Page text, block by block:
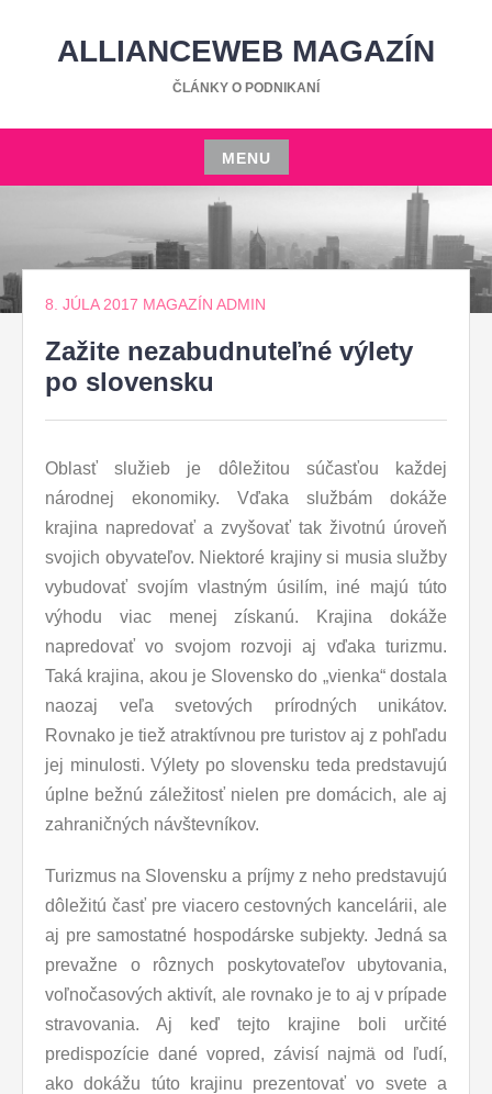
ALLIANCEWEB MAGAZÍN
ČLÁNKY O PODNIKANÍ
MENU
Skip
8. JÚLA 2017 MAGAZÍN ADMIN
Zažite nezabudnuteľné výlety
po slovensku
Oblasť služieb je dôležitou súčasťou každej
národnej ekonomiky. Vďaka službám dokáže
krajina napredovať a zvyšovať tak životnú úroveň
svojich obyvateľov. Niektoré krajiny si musia služby
vybudovať svojím vlastným úsilím, iné majú túto
výhodu viac menej získanú. Krajina dokáže
napredovať vo svojom rozvoji aj vďaka turizmu.
Taká krajina, akou je Slovensko do „vienka“ dostala
naozaj veľa svetových prírodných unikátov.
Rovnako je tiež atraktívnou pre turistov aj z pohľadu
jej minulosti. Výlety po slovensku teda predstavujú
úplne bežnú záležitosť nielen pre domácich, ale aj
zahraničných návštevníkov.
Turizmus na Slovensku a príjmy z neho predstavujú
dôležitú časť pre viacero cestovných kancelárii, ale
aj pre samostatné hospodárske subjekty. Jedná sa
prevažne o rôznych poskytovateľov ubytovania,
voľnočasových aktivít, ale rovnako je to aj v prípade
stravovania. Aj keď tejto krajine boli určité
predispozície dané vopred, závisí najmä od ľudí,
ako dokážu túto krajinu prezentovať vo svete a